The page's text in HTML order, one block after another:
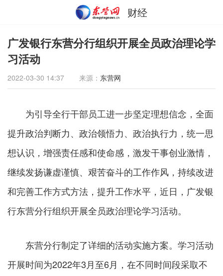
财经
广发银行东营分行组织开展全员政治理论学
习活动
2022-03-30 14:37 来源： 东营网
为引导全行干部员工进一步坚定理想信念，全面
提升政治判断力、政治领悟力、政治执行力，统一思
想认识，增强责任感和使命感，激发干事创业激情，
继续发扬谦虚谨慎、艰苦奋斗的工作作风，持续改进
和完善工作方式方法，提升工作水平，近日，广发银
行东营分行组织开展全员政治理论学习活动。
东营分行制定了详细的活动实施方案。学习活动
开展时间为2022年3月至6月，在不同时间段采取不